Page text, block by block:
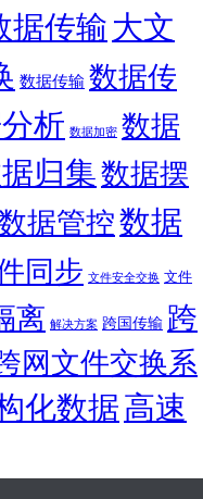
据传输大文
数据传输数据传
析 数据加密 数据
归集数据摆
据管控数据
同步 文件安全交换 文件
离 解决方案 跨国传输 跨
网文件交换系
化数据高速